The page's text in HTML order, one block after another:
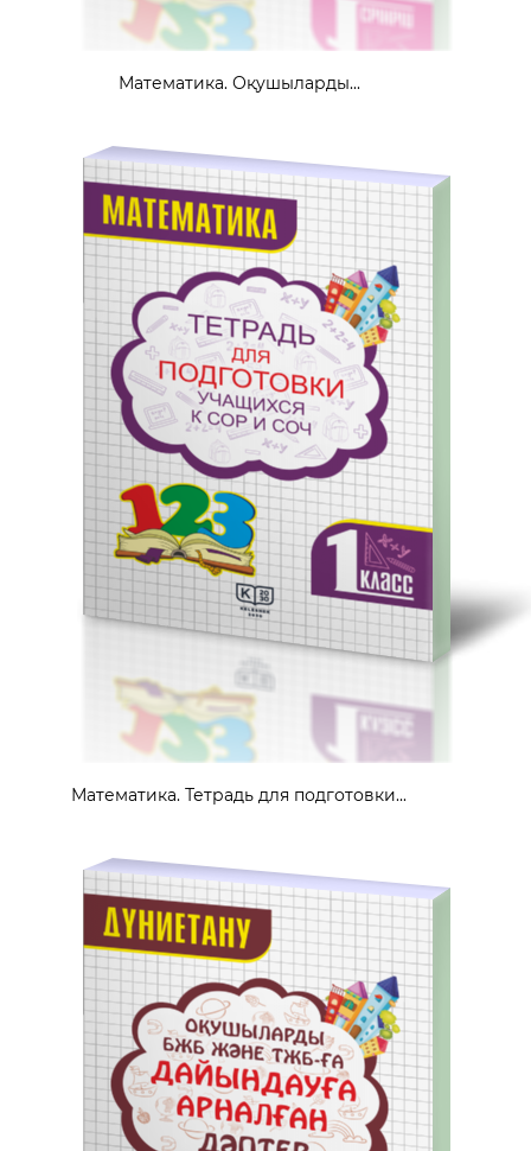
Математика. Оқушыларды...
Математика. Тетрадь для подготовки...